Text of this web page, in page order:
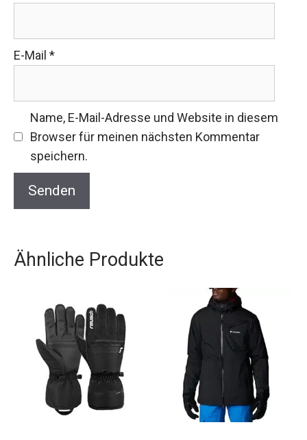
E-Mail *
Name, E-Mail-Adresse und Website in diesem
Browser für meinen nächsten Kommentar
speichern.
Ähnliche Produkte